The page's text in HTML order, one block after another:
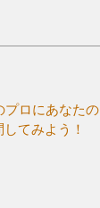
プロにあなたの
てみよう！